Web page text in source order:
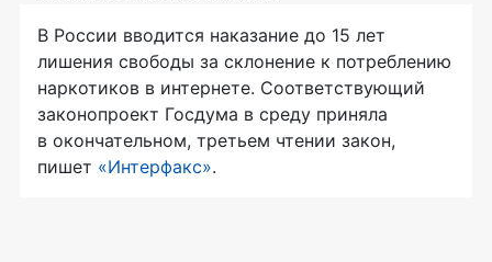
В России вводится наказание до 15 лет
лишения свободы за склонение к потреблению
наркотиков в интернете. Соответствующий
законопроект Госдума в среду приняла
в окончательном, третьем чтении закон,
пишет «Интерфакс».